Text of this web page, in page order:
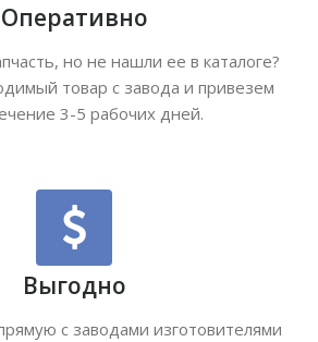
Оперативно
но не нашли ее в каталоге?
товар с завода и привезем
3-5 рабочих дней.
Выгодно
с заводами изготовителями